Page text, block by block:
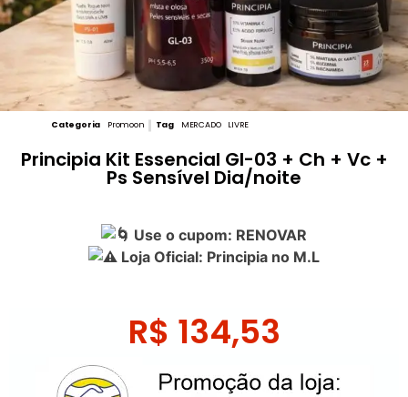
Categoria Promoon Tag MERCADO LIVRE
Principia Kit Essencial Gl-03 + Ch + Vc +
Ps Sensível Dia/noite
Use o cupom: RENOVAR
Loja Oficial: Principia no M.L
R$ 134,53